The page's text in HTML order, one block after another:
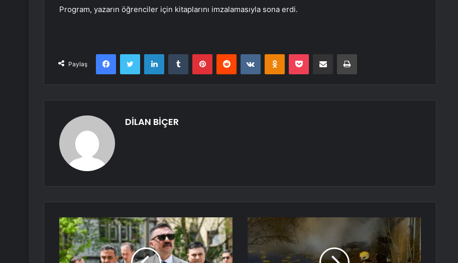
Program, yazarın öğrenciler için kitaplarını imzalamasıyla sona erdi.
Paylaş
FacebookTwitter LinkedInTumblr PinterestReddit VKontakteOdnoklassniki
Pocket E-Posta ile paylaş Yazdır
DİLAN BİÇER